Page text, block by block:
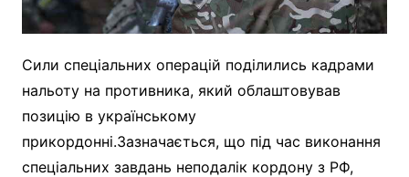
Сили спеціальних операцій поділились кадрами
нальоту на противника, який облаштовував
позицію в українському
прикордонні.Зазначається, що під час виконання
спеціальних завдань неподалік кордону з РФ,